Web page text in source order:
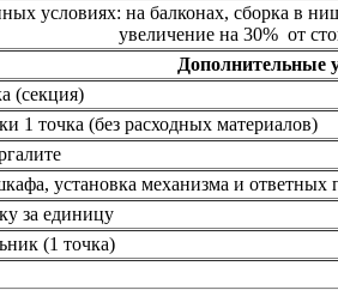
условиях: на балконах, сборка в
увеличение на 30% от
Дополнительные
(секция)
1 точка (без расходных материалов)
установка механизма и ответных
за единицу
(1 точка)